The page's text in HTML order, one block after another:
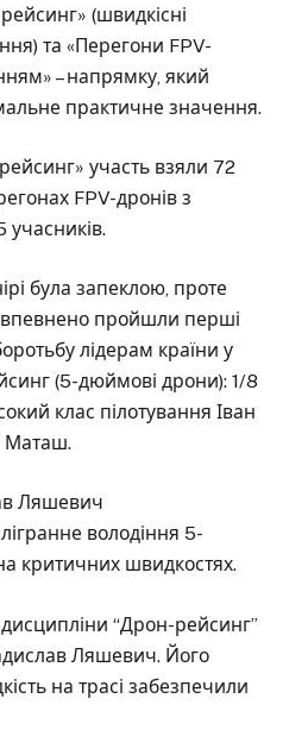
(швидкісні
та «Перегони FPV-
– напрямку, який
практичне значення.
участь взяли 72
FPV-дронів з
учасників.
була запеклою, проте
впевнено пройшли перші
лідерам країни у
(5-дюймові дрони): 1/8
клас пілотування Іван
Маташ.
Ляшевич
володіння 5-
критичних швидкостях.
“Дрон-рейсинг”
Ляшевич. Його
на трасі забезпечили